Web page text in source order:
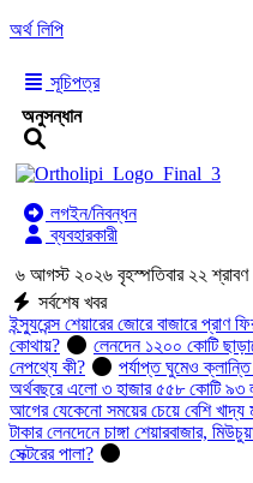
অর্থ লিপি
সূচিপত্র
অনুসন্ধান
লগইন/নিবন্ধন
ব্যবহারকারী
৬ আগস্ট ২০২৬ বৃহস্পতিবার ২২
সর্বশেষ খবর
ইন্স্যুরেন্স শেয়ারের জোরে বাজারে প্রাণ
কোথায়?
লেনদেন ১২০০ কোটি
নেপথ্যে কী?
পর্যাপ্ত ঘুমেও
অর্থবছরে এলো ৩ হাজার ৫৫৮ কোটি ৯৩
আগের যেকেনো সময়ের চেয়ে বেশি
টাকার লেনদেনে চাঙ্গা শেয়ারবাজার,
সেক্টরের পালা?